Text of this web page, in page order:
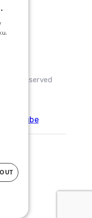
Reserved
Youtube